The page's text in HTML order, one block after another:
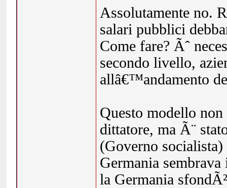
Assolutamente no.
salari pubblici
Come fare? Ãˆ
secondo livello,
allâ€™andamento
Questo modello
dittatore, ma Ã¨
(Governo
Germania
la Germania